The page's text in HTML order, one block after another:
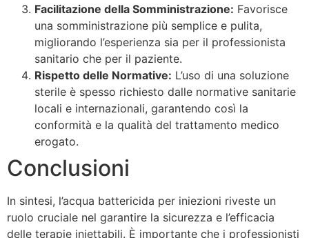
Facilitazione della Somministrazione: Favorisce
una somministrazione più semplice e pulita,
migliorando l’esperienza sia per il professionista
sanitario che per il paziente.
Rispetto delle Normative: L’uso di una soluzione
sterile è spesso richiesto dalle normative sanitarie
locali e internazionali, garantendo così la
conformità e la qualità del trattamento medico
erogato.
Conclusioni
In sintesi, l’acqua battericida per iniezioni riveste un
ruolo cruciale nel garantire la sicurezza e l’efficacia
delle terapie iniettabili. È importante che i professionisti